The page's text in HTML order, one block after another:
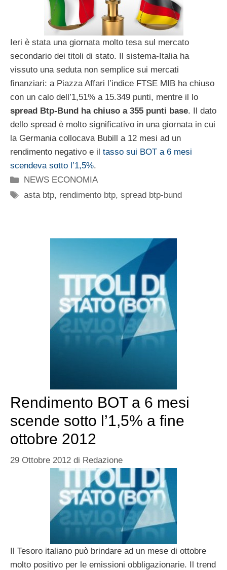
Ieri è stata una giornata molto tesa sul mercato
secondario dei titoli di stato. Il sistema-Italia ha
vissuto una seduta non semplice sui mercati
finanziari: a Piazza Affari l’indice FTSE MIB ha chiuso
con un calo dell’1,51% a 15.349 punti, mentre il lo
spread Btp-Bund ha chiuso a 355 punti base. Il dato
dello spread è molto significativo in una giornata in cui
la Germania collocava Bubill a 12 mesi ad un
rendimento negativo e il tasso sui BOT a 6 mesi
scendeva sotto l’1,5%.
Categorie
NEWS ECONOMIA
Tag
asta btp, rendimento btp,spread btp-bund
Rendimento BOT a 6 mesi
scende sotto l’1,5% a fine
ottobre 2012
29 Ottobre 2012 di Redazione
Il Tesoro italiano può brindare ad un mese di ottobre
molto positivo per le emissioni obbligazionarie. Il trend